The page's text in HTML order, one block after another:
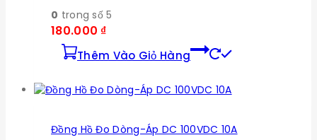
0 trong số 5
180.000 ₫
Thêm Vào Giỏ Hàng
Đồng Hồ Đo Dòng-Áp DC 100VDC 10A